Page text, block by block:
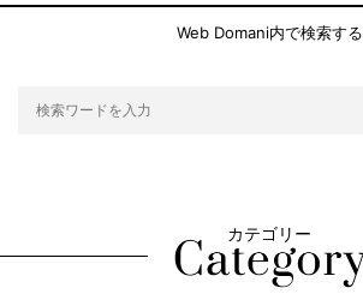
Web Domani内で検索する
カテゴリー